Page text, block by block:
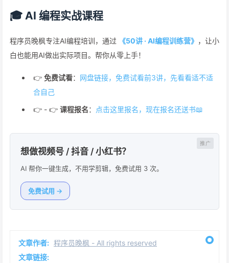
🎓 AI 编程实战课程
程序员晚枫专注AI编程培训，通过 《50讲 · AI编程训练营》 ，让小
白也能用AI做出实际项目。帮你从零上手！
👉 免费试看： 网盘链接，免费试看前3讲，先看看适不适
合自己
👉 - 👉 课程报名： 点击这里报名，现在报名还送书📖
想做视频号 / 抖音 / 小红书？
AI 帮你一键生成，不用学剪辑，免费试用 3 次。
免费试用 →
文章作者: 程序员晚枫 - All rights reserved
文章链接: